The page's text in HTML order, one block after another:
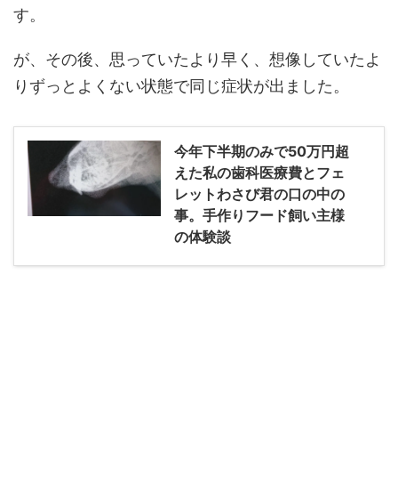
す。
が、その後、思っていたより早く、想像していたよ
りずっとよくない状態で同じ症状が出ました。
今年下半期のみで50万円超
えた私の歯科医療費とフェ
レットわさび君の口の中の
事。手作りフード飼い主様
の体験談